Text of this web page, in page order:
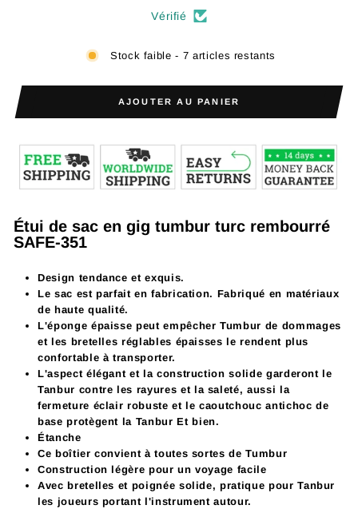
Vérifié
Stock faible - 7 articles restants
AJOUTER AU PANIER
Étui de sac en gig tumbur turc rembourré
SAFE-351
Design tendance et exquis.
Le sac est parfait en fabrication. Fabriqué en matériaux
de haute qualité.
L'éponge épaisse peut empêcher Tumbur de dommages
et les bretelles réglables épaisses le rendent plus
confortable à transporter.
L'aspect élégant et la construction solide garderont le
Tanbur contre les rayures et la saleté, aussi la
fermeture éclair robuste et le caoutchouc antichoc de
base protègent la Tanbur Et bien.
Étanche
Ce boîtier convient à toutes sortes de Tumbur
Construction légère pour un voyage facile
Avec bretelles et poignée solide, pratique pourTanbur
les joueurs portant l'instrument autour.